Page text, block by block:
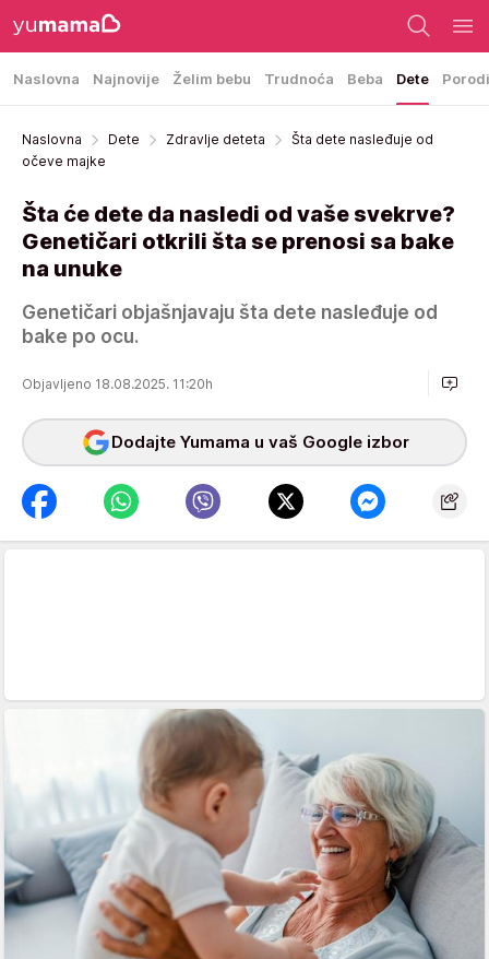
Naslovna Najnovije Želim bebu Trudnoća Beba Dete
Naslovna Dete Zdravlje deteta
Šta dete nasleđuje od
očeve majke
Šta će dete da nasledi od vaše svekrve?
Genetičari otkrili šta se prenosi sa bake
na unuke
Genetičari objašnjavaju šta dete nasleđuje od
bake po ocu.
Objavljeno 18.08.2025. 11:20h
Dodajte Yumama u vaš Google izbor